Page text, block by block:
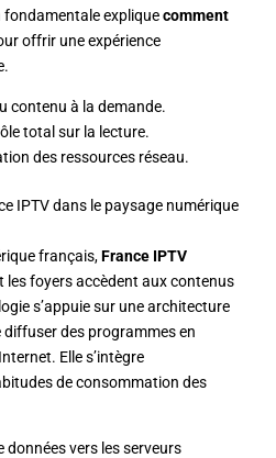
expliquecomment
offrir une expérience
contenu à la demande.
total sur la lecture.
des ressources réseau.
IPTV dans le paysage numérique
français,France IPTV
foyers accèdent aux contenus
s’appuie sur une architecture
des programmes en
Elle s’intègre
de consommation des
vers les serveurs